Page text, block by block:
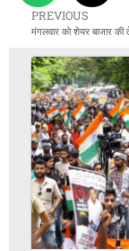
PREVIOUS
मंगलवार को शेयर बाजार